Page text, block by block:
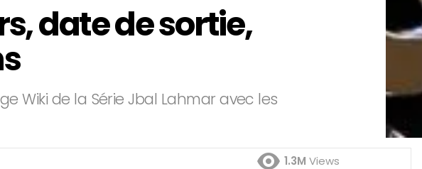
date de sortie,
Wiki de la Série Jbal Lahmar avec les
1.3M Views